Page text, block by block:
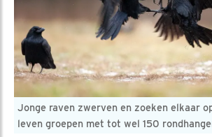
Jonge raven zwerven en zoeken elkaar
leven groepen met tot wel 150